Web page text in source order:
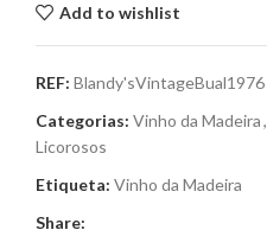
Add to wishlist
REF: Blandy'sVintageBual1976
Categorias: Vinho da Madeira,
Licorosos
Etiqueta: Vinho da Madeira
Share: